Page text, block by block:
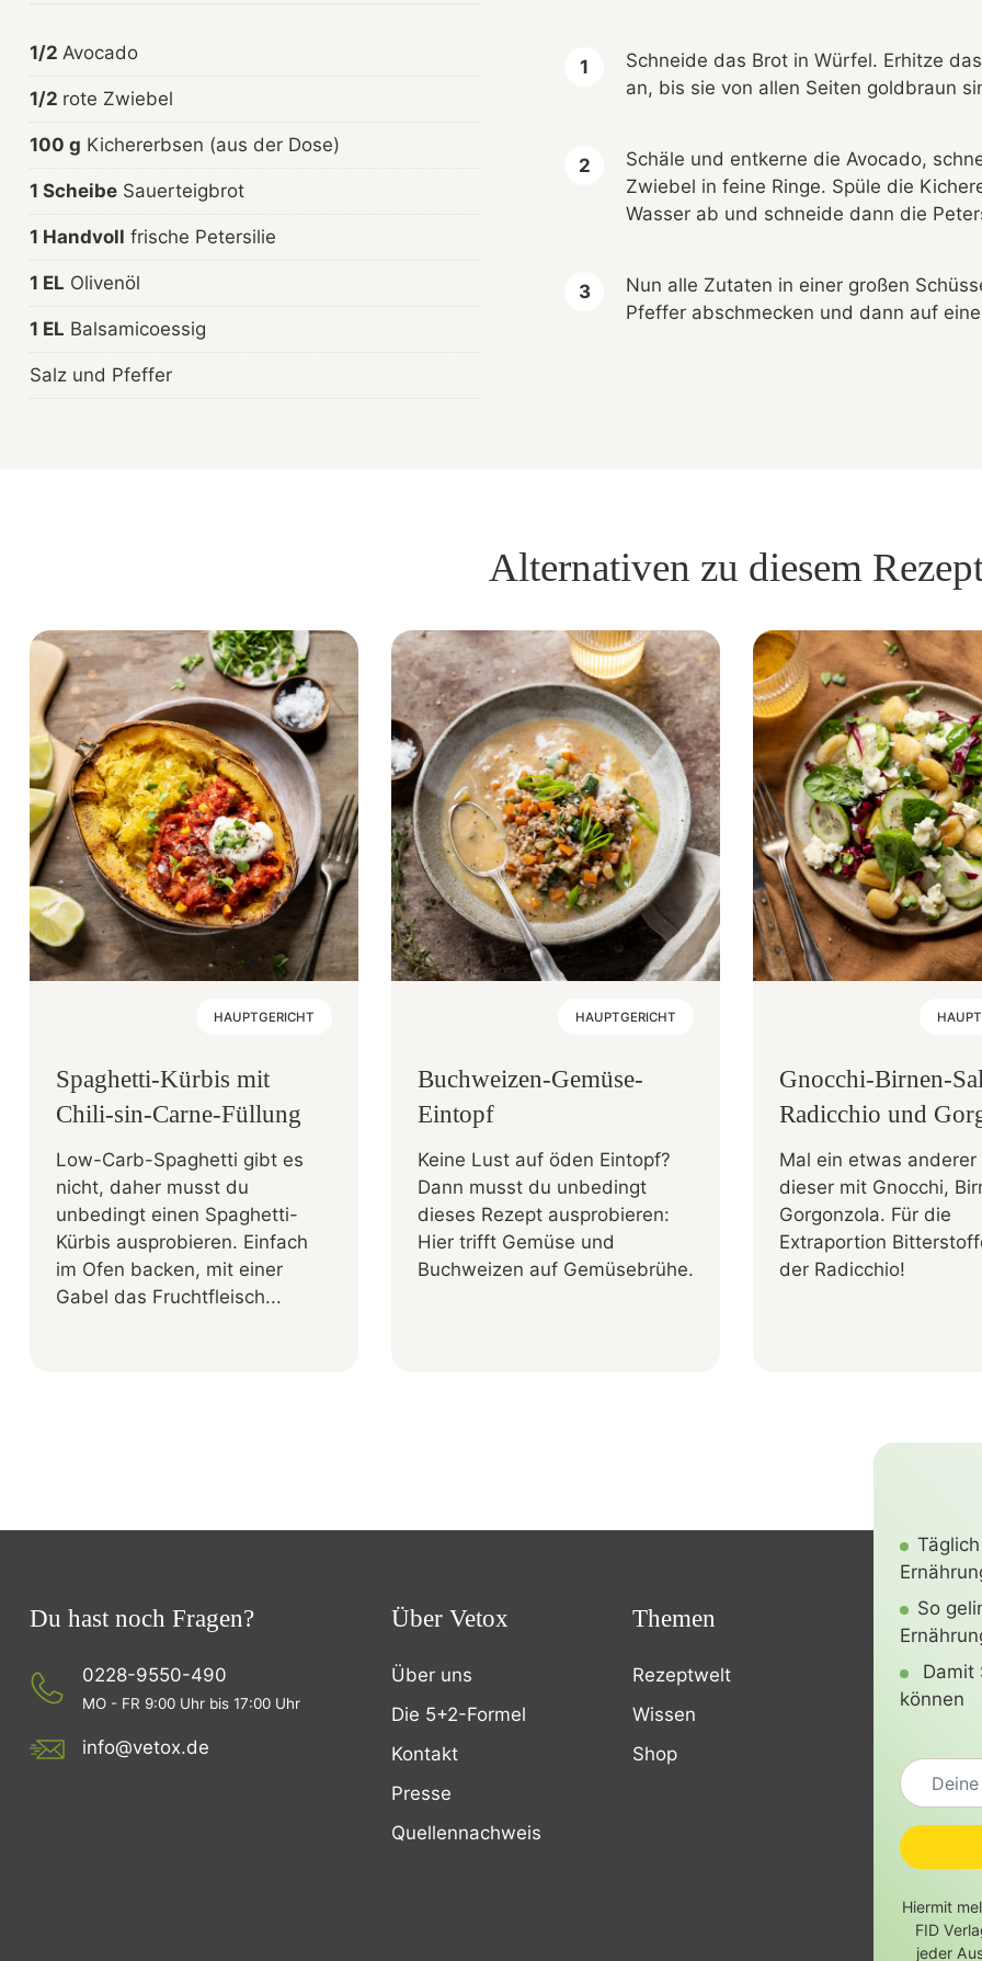
1/2 Avocado
1/2 rote Zwiebel
100 g Kichererbsen (aus der Dose)
1 Scheibe Sauerteigbrot
1 Handvoll frische Petersilie
1 EL Olivenöl
1 EL Balsamicoessig
Salz und Pfeffer
Schneide das Brot in Würfel. Erhitze
an, bis sie von allen Seiten goldbraun
Schäle und entkerne die Avocado,
Zwiebel in feine Ringe. Spüle die
Wasser ab und schneide dann die
Nun alle Zutaten in einer großen
Pfeffer abschmecken und dann auf
Alternativen zu diesem
HAUPTGERICHT
Spaghetti-Kürbis mit
Chili-sin-Carne-Füllung
Low-Carb-Spaghetti gibt es
nicht, daher musst du
unbedingt einen Spaghetti-
Kürbis ausprobieren. Einfach
im Ofen backen, mit einer
Gabel das Fruchtfleisch...
HAUPTGERICHT
Buchweizen-Gemüse-
Eintopf
Keine Lust auf öden Eintopf?
Dann musst du unbedingt
dieses Rezept ausprobieren:
Hier trifft Gemüse und
Buchweizen auf Gemüsebrühe.
Gnocchi-Birnen-
Radicchio und
Mal ein etwas anderer
dieser mit Gnocchi,
Gorgonzola. Für die
Extraportion
der Radicchio!
Du hast noch Fragen?
0228-9550-490
MO - FR 9:00 Uhr bis 17:00 Uhr
info@vetox.de
Über Vetox
Über uns
Die 5+2-Formel
Kontakt
Presse
Quellennachweis
Themen
Rezeptwelt
Wissen
Shop
So
Damit
können
Hiermit
FID
jeder